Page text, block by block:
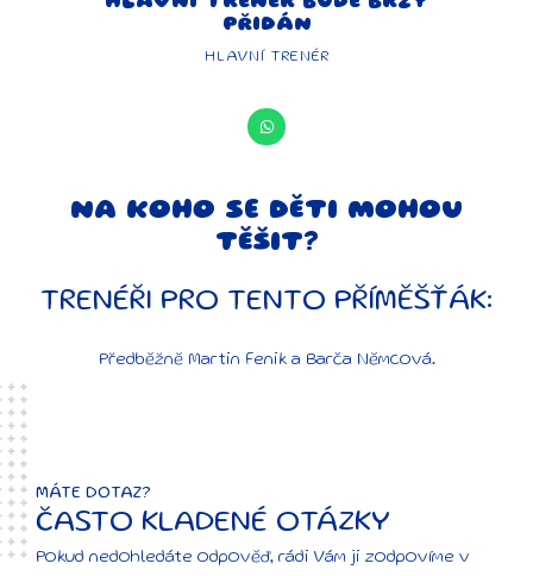
PŘIDÁN
HLAVNÍ TRENÉR
h
a
t
NA KOHO SE DĚTI MOHOU
TĚŠIT?
TRENÉŘI PRO TENTO PŘÍMĚŠŤÁK:
Předběžně Martin Fenik a Barča Němcová.
MÁTE DOTAZ?
ČASTO KLADENÉ OTÁZKY
Pokud nedohledáte odpověď, rádi Vám ji zodpovíme v